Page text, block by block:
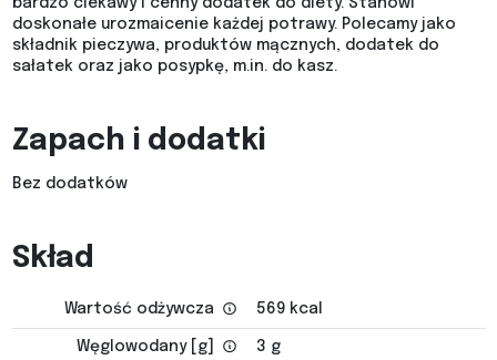
bardzo ciekawy i cenny dodatek do diety. Stanowi
doskonałe urozmaicenie każdej potrawy. Polecamy jako
składnik pieczywa, produktów mącznych, dodatek do
sałatek oraz jako posypkę, m.in. do kasz.
Zapach i dodatki
Bez dodatków
Skład
Wartość odżywcza 569 kcal
Węglowodany [g] 3 g